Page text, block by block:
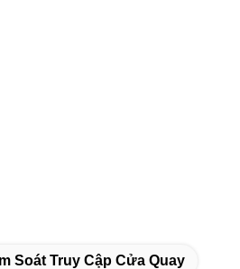
Soát Truy Cập Cửa Quay